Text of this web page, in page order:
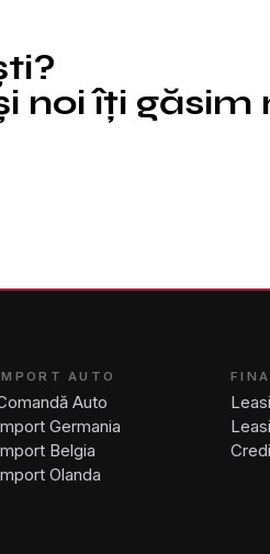
noi îți găsim
AUTO
Auto
Germania
Belgia
Olanda